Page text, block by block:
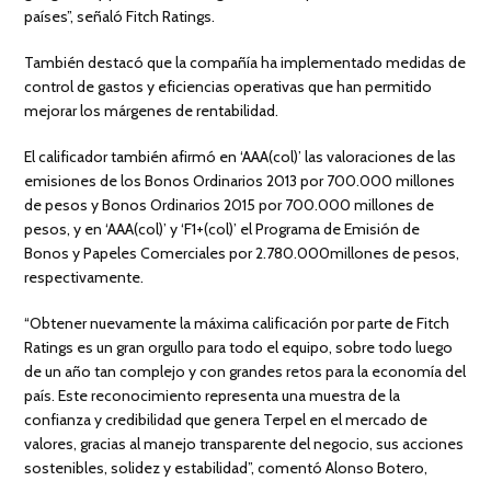
países”, señaló Fitch Ratings.
También destacó que la compañía ha implementado medidas de
control de gastos y eficiencias operativas que han permitido
mejorar los márgenes de rentabilidad.
El calificador también afirmó en ‘AAA(col)’ las valoraciones de las
emisiones de los Bonos Ordinarios 2013 por 700.000 millones
de pesos y Bonos Ordinarios 2015 por 700.000 millones de
pesos, y en ‘AAA(col)’ y ‘F1+(col)’ el Programa de Emisión de
Bonos y Papeles Comerciales por 2.780.000millones de pesos,
respectivamente.
“Obtener nuevamente la máxima calificación por parte de Fitch
Ratings es un gran orgullo para todo el equipo, sobre todo luego
de un año tan complejo y con grandes retos para la economía del
país. Este reconocimiento representa una muestra de la
confianza y credibilidad que genera Terpel en el mercado de
valores, gracias al manejo transparente del negocio, sus acciones
sostenibles, solidez y estabilidad”, comentó Alonso Botero,